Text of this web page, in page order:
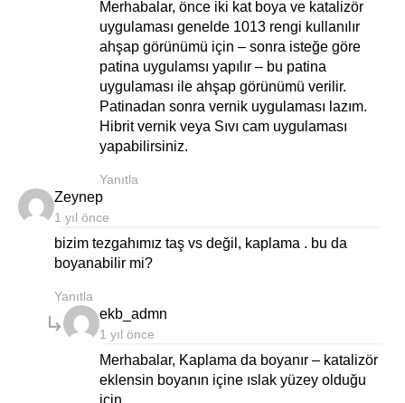
Merhabalar, önce iki kat boya ve katalizör
uygulaması genelde 1013 rengi kullanılır
ahşap görünümü için – sonra isteğe göre
patina uygulamsı yapılır – bu patina
uygulaması ile ahşap görünümü verilir.
Patinadan sonra vernik uygulaması lazım.
Hibrit vernik veya Sıvı cam uygulaması
yapabilirsiniz.
Yanıtla
Zeynepsays:
1 yıl önce
bizim tezgahımız taş vs değil, kaplama . bu da
boyanabilir mi?
Yanıtla
ekb_admn
1 yıl önce
Merhabalar, Kaplama da boyanır – katalizör
eklensin boyanın içine ıslak yüzey olduğu
için.